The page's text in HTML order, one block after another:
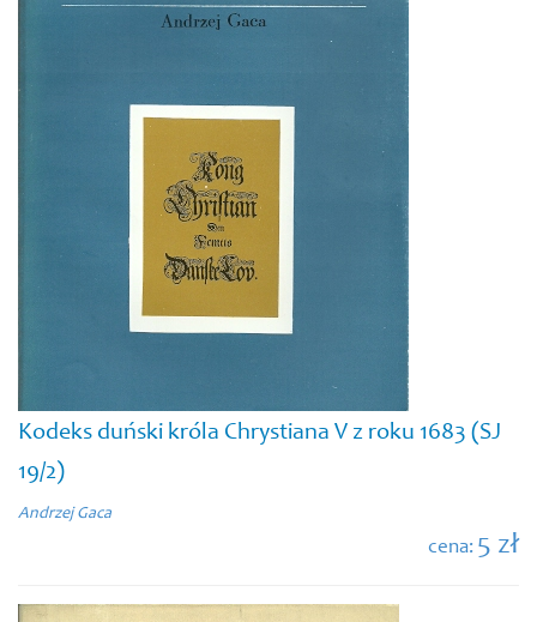
Kodeks duński króla Chrystiana V z roku 1683 (SJ
19/2)
Andrzej Gaca
cena: 5 zł